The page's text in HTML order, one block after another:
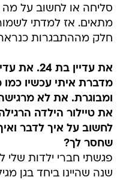
סליחה או לחשוב על
מתאים. אז למדתי
חלק מההתבגרות
את עדיין
מדברת איתי עכשיו כמו
ומבוגרת. את לא
את טיילור הילדה
לחשוב על איך לדבר
שחסר לך?